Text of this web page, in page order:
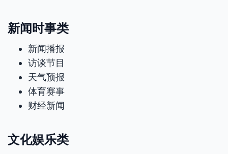
新闻时事类
新闻播报
访谈节目
天气预报
体育赛事
财经新闻
文化娱乐类